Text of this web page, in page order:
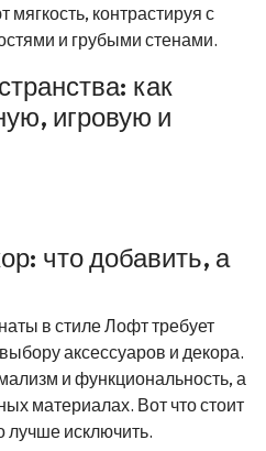
контрастируя с
и грубыми стенами.
как
игровую и
что добавить, а
в стиле Лофт требует
аксессуаров и декора.
и функциональность, а
материалах. Вот что стоит
лучше исключить.